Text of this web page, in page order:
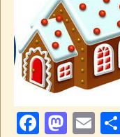
F
M
E